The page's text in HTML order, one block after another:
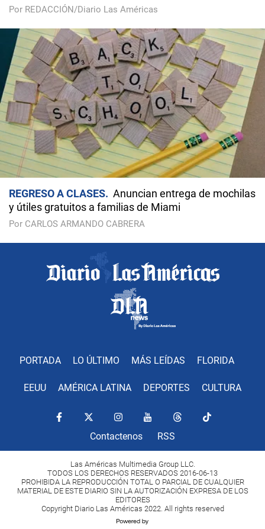
Por REDACCIÓN/Diario Las Américas
REGRESO A CLASES
Anuncian entrega de mochilas
y útiles gratuitos a familias de Miami
Por CARLOS ARMANDO CABRERA
PORTADA LO ÚLTIMO MÁS LEÍDAS FLORIDA
EEUU AMÉRICA LATINA DEPORTES CULTURA
Contactenos RSS
Las Américas Multimedia Group LLC.
TODOS LOS DERECHOS RESERVADOS 2016-06-13
PROHIBIDA LA REPRODUCCIÓN TOTAL O PARCIAL DE CUALQUIER
MATERIAL DE ESTE DIARIO SIN LA AUTORIZACIÓN EXPRESA DE LOS
EDITORES
Copyright Diario Las Américas 2022. All rights reserved